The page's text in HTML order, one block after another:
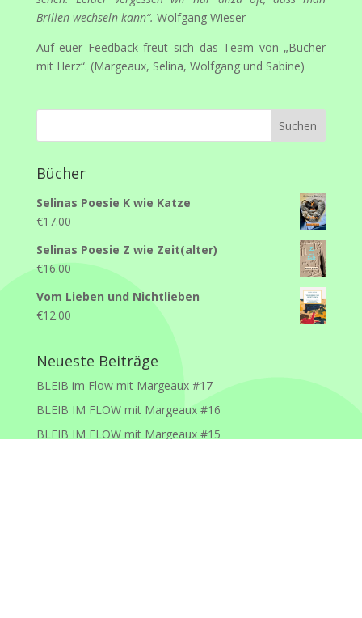
Brillen wechseln kann“. Wolfgang Wieser
Auf euer Feedback freut sich das Team von „Bücher
mit Herz“. (Margeaux, Selina, Wolfgang und Sabine)
Bücher
Selinas Poesie K wie Katze
€17.00
Selinas Poesie Z wie Zeit(alter)
€16.00
Vom Lieben und Nichtlieben
€12.00
Neueste Beiträge
BLEIB im Flow mit Margeaux #17
BLEIB IM FLOW mit Margeaux #16
BLEIB IM FLOW mit Margeaux #15